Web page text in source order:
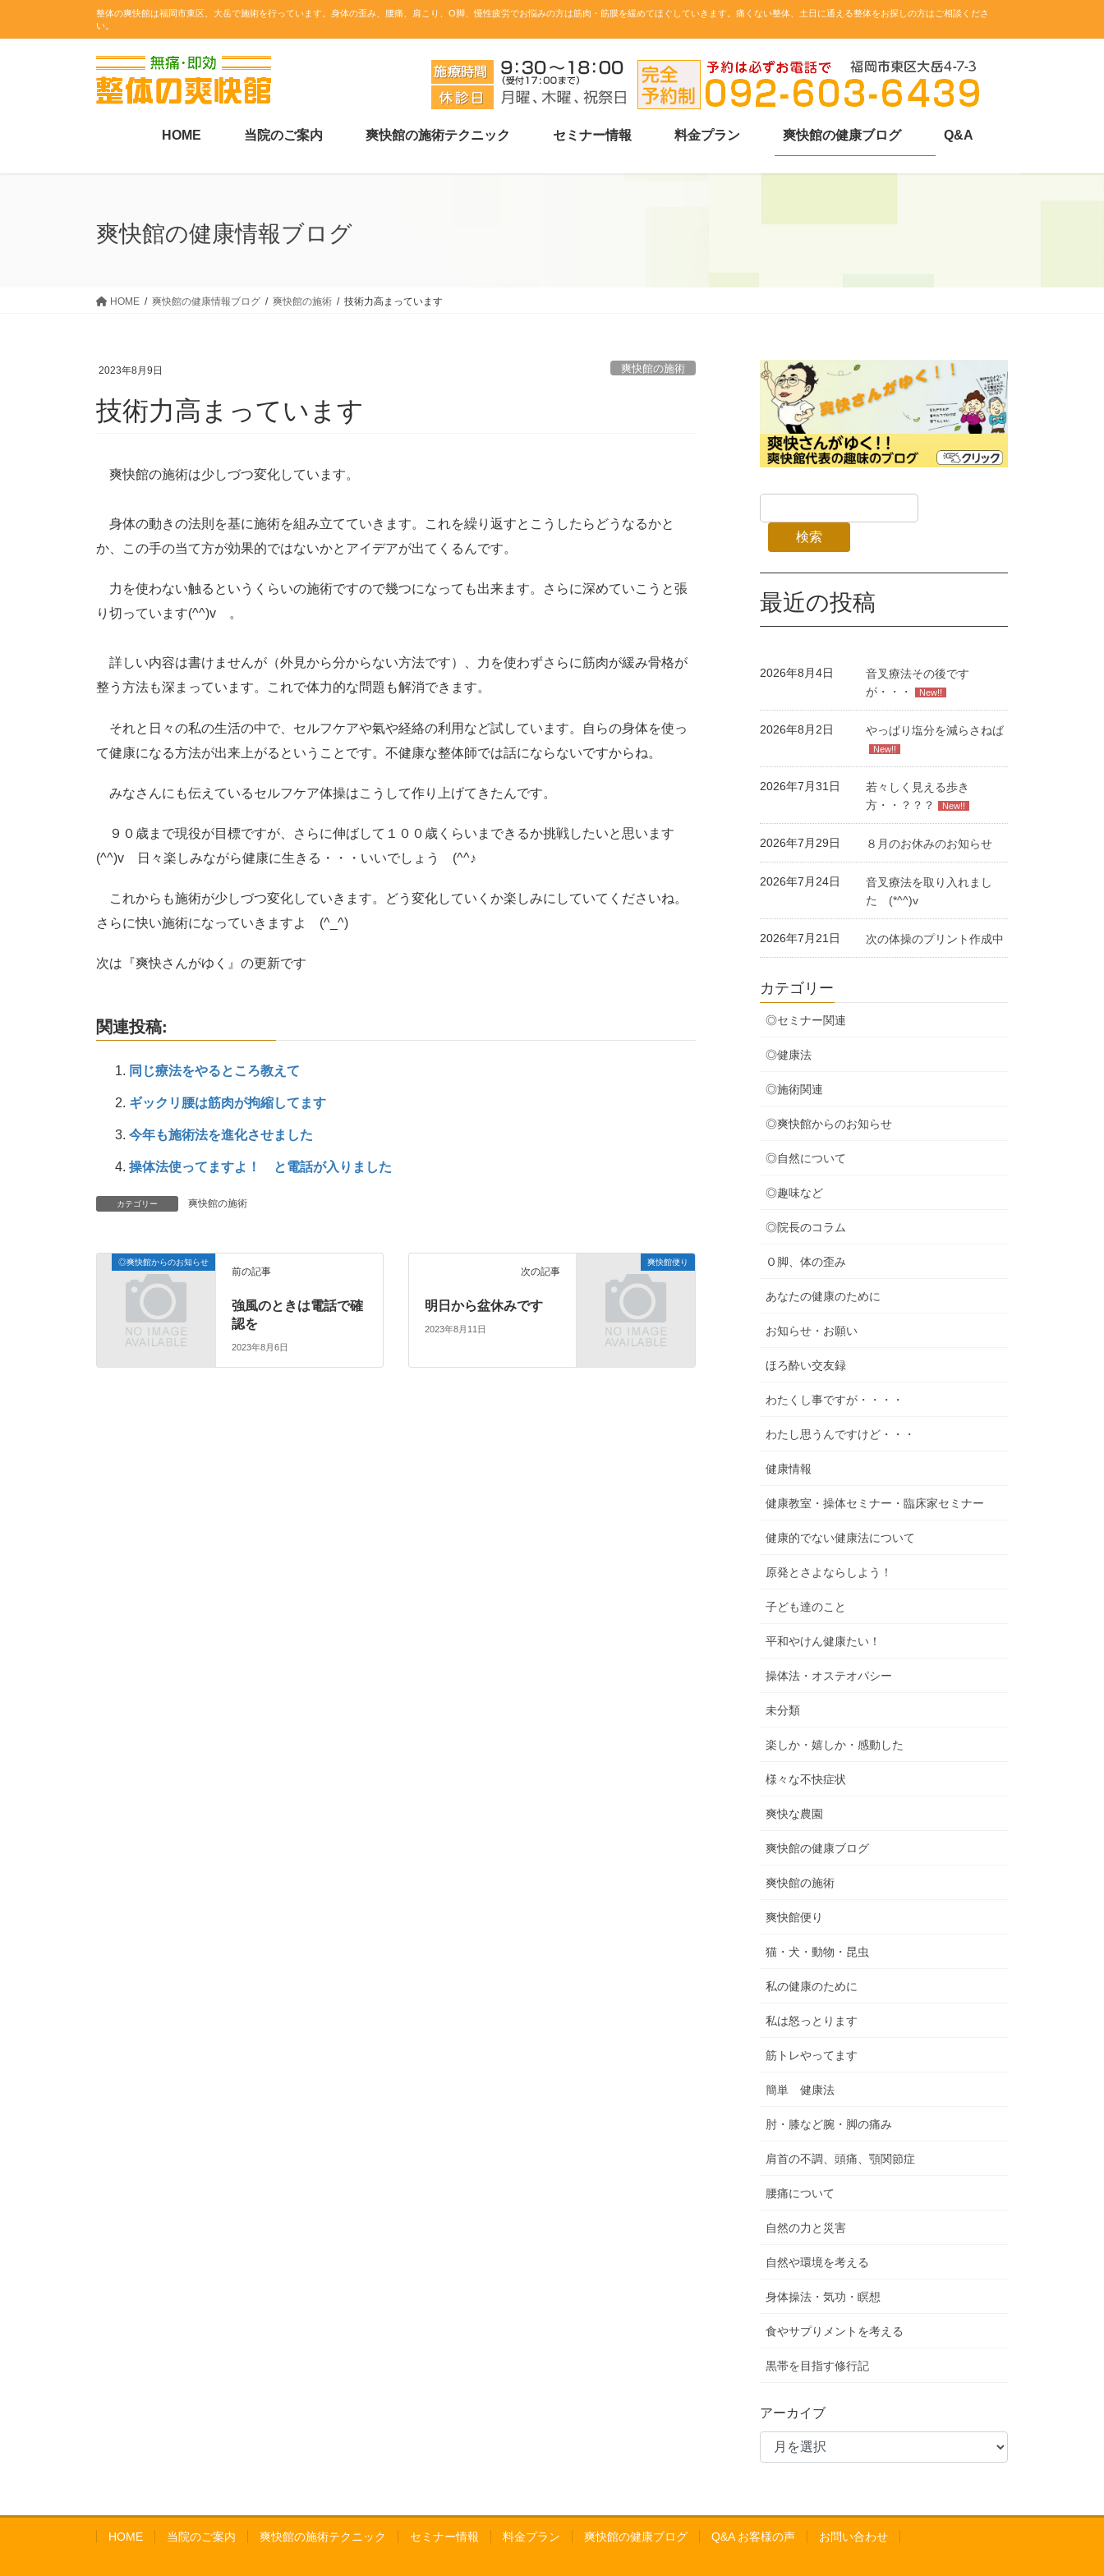
整体の爽快館は福岡市東区、大岳で施術を行っています。身体の歪み、腰痛、肩こり、O脚、慢性疲労でお悩みの方は筋肉・筋膜を緩めてほぐしていきます。痛くない整体、土日に通える整体をお探しの方はご相談くださ
い。
HOME 当院のご案内 爽快館の施術テクニック セミナー情報 料金プラン 爽快館の健康ブログ Q&A
爽快館の健康情報ブログ
HOME 爽快館の健康情報ブログ 爽快館の施術 技術力高まっています
2023年8月9日 爽快館の施術
技術力高まっています
爽快館の施術は少しづつ変化しています。
身体の動きの法則を基に施術を組み立てていきます。これを繰り返すとこうしたらどうなるかと
か、この手の当て方が効果的ではないかとアイデアが出てくるんです。
力を使わない触るというくらいの施術ですので幾つになっても出来ます。さらに深めていこうと張
り切っています(^^)v 。
詳しい内容は書けませんが（外見から分からない方法です）、力を使わずさらに筋肉が緩み骨格が
整う方法も深まっています。これで体力的な問題も解消できます。
それと日々の私の生活の中で、セルフケアや氣や経絡の利用など試しています。自らの身体を使っ
て健康になる方法が出来上がるということです。不健康な整体師では話にならないですからね。
みなさんにも伝えているセルフケア体操はこうして作り上げてきたんです。
９０歳まで現役が目標ですが、さらに伸ばして１００歳くらいまできるか挑戦したいと思います
(^^)v 日々楽しみながら健康に生きる・・・いいでしょう (^^♪
これからも施術が少しづつ変化していきます。どう変化していくか楽しみにしていてくださいね。
さらに快い施術になっていきますよ (^_^)
次は『爽快さんがゆく』の更新です
関連投稿:
同じ療法をやるところ教えて
ギックリ腰は筋肉が拘縮してます
今年も施術法を進化させました
操体法使ってますよ！ と電話が入りました
カテゴリー 爽快館の施術
◎爽快館からのお知らせ
前の記事
強風のときは電話で確
認を
2023年8月6日
爽快館便り
次の記事
明日から盆休みです
2023年8月11日
検索
最近の投稿
2026年8月4日
音叉療法その後です
が・・・
New!!
2026年8月2日 やっぱり塩分を減らさねば
New!!
2026年7月31日
若々しく見える歩き
方・・？？？
New!!
2026年7月29日 ８月のお休みのお知らせ
2026年7月24日
音叉療法を取り入れまし
た (*^^)v
2026年7月21日 次の体操のプリント作成中
カテゴリー
◎セミナー関連
◎健康法
◎施術関連
◎爽快館からのお知らせ
◎自然について
◎趣味など
◎院長のコラム
Ｏ脚、体の歪み
あなたの健康のために
お知らせ・お願い
ほろ酔い交友録
わたくし事ですが・・・・
わたし思うんですけど・・・
健康情報
健康教室・操体セミナー・臨床家セミナー
健康的でない健康法について
原発とさよならしよう！
子ども達のこと
平和やけん健康たい！
操体法・オステオパシー
未分類
楽しか・嬉しか・感動した
様々な不快症状
爽快な農園
爽快館の健康ブログ
爽快館の施術
爽快館便り
猫・犬・動物・昆虫
私の健康のために
私は怒っとります
筋トレやってます
簡単 健康法
肘・膝など腕・脚の痛み
肩首の不調、頭痛、顎関節症
腰痛について
自然の力と災害
自然や環境を考える
身体操法・気功・瞑想
食やサプりメントを考える
黒帯を目指す修行記
アーカイブ
HOME 当院のご案内 爽快館の施術テクニック セミナー情報 料金プラン 爽快館の健康ブログ Q&A お客様の声 お問い合わせ